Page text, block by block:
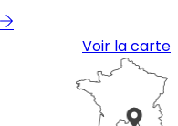
Voir la carte